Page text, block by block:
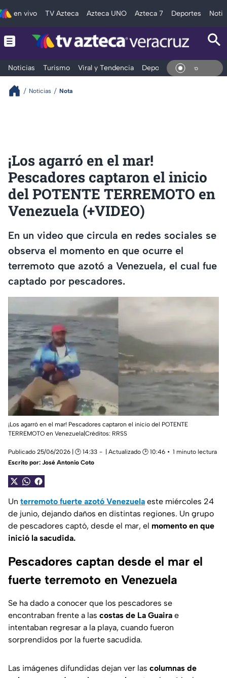
en vivo TV Azteca Azteca UNO Azteca 7 Deportes
Noticias Turismo Viral y Tendencia Deportes Espectáculos
En
Noticias Nota
¡Los agarró en el mar!
Pescadores captaron el inicio
del POTENTE TERREMOTO en
Venezuela (+VIDEO)
En un video que circula en redes sociales se
observa el momento en que ocurre el
terremoto que azotó a Venezuela, el cual fue
captado por pescadores.
¡Los agarró en el mar! Pescadores captaron el inicio del POTENTE
TERREMOTO en Venezuela|Créditos: RRSS
Publicado 25/06/2026 | 🕑 14:33 | Actualizado 🕑 10:46
1 minuto lectura
Escrito por: José Antonio Coto
Un terremoto fuerte azotó Venezuela este miércoles 24
de junio, dejando daños en distintas regiones. Un grupo
de pescadores captó, desde el mar, el momento en que
inició la sacudida.
Pescadores captan desde el mar el
fuerte terremoto en Venezuela
Se ha dado a conocer que los pescadores se
encontraban frente a las costas de La Guaira e
intentaban regresar a la playa, cuando fueron
sorprendidos por la fuerte sacudida.
Las imágenes difundidas dejan ver las columnas de